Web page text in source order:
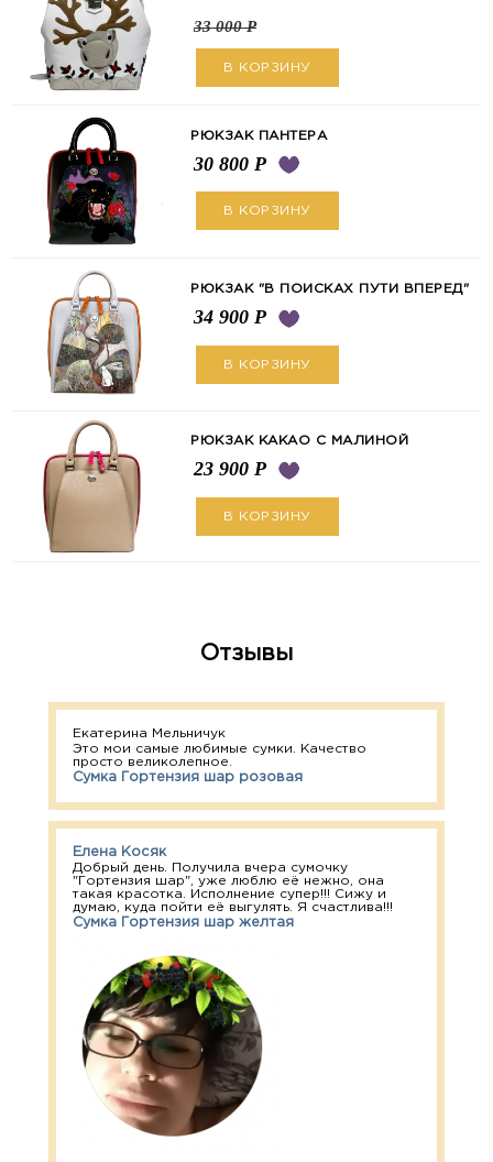
33 000Р
В КОРЗИНУ
РЮКЗАК ПАНТЕРА
30 800 Р
В КОРЗИНУ
РЮКЗАК "В ПОИСКАХ ПУТИ ВПЕРЕД"
34 900Р
В КОРЗИНУ
РЮКЗАК КАКАО С МАЛИНОЙ
23 900Р
В КОРЗИНУ
Отзывы
Екатерина Мельничук
Это мои самые любимые сумки. Качество
просто великолепное.
Сумка Гортензия шар розовая
Елена Косяк
Добрый день. Получила вчера сумочку
"Гортензия шар", уже люблю её нежно, она
такая красотка. Исполнение супер!!! Сижу и
думаю, куда пойти её выгулять. Я счастлива!!!
Сумка Гортензия шар желтая